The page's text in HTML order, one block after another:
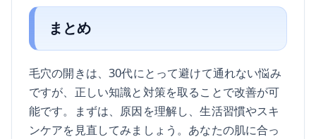
まとめ
毛穴の開きは、30代にとって避けて通れない悩み
ですが、正しい知識と対策を取ることで改善が可
能です。まずは、原因を理解し、生活習慣やスキ
ンケアを見直してみましょう。あなたの肌に合っ